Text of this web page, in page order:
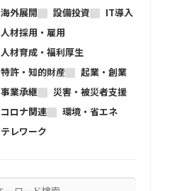
海外展開
設備投資
IT導入
人材採用・雇用
人材育成・福利厚生
特許・知的財産
起業・創業
事業承継
災害・被災者支援
コロナ関連
環境・省エネ
テレワーク